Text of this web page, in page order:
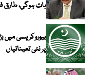
بات ہوگی،
بیوروکریسی میں
پر نئی تعیناتیاں